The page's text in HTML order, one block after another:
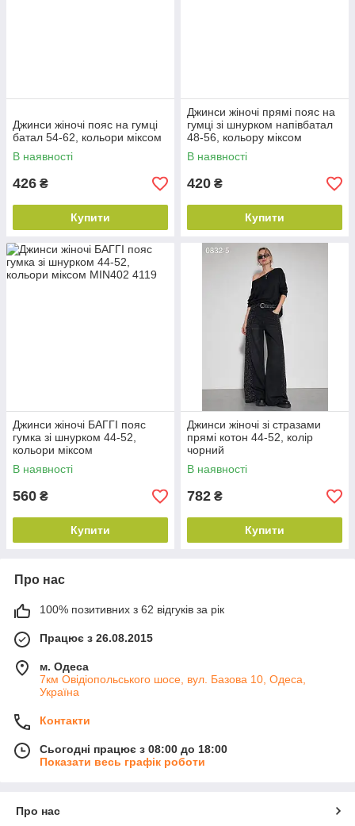
Джинси жіночі пояс на гумці
батал 54-62, кольори міксом
В наявності
426 ₴
Купити
Джинси жіночі прямі пояс на
гумці зі шнурком напівбатал
48-56, кольору міксом
В наявності
420 ₴
Купити
Джинси жіночі БАГГІ пояс
гумка зі шнурком 44-52,
кольори міксом
В наявності
560 ₴
Купити
Джинси жіночі зі стразами
прямі котон 44-52, колір
чорний
В наявності
782 ₴
Купити
Про нас
100% позитивних з 62 відгуків за рік
Працює з 26.08.2015
м. Одеса
7км Овідіопольського шосе, вул. Базова 10, Одеса,
Україна
Контакти
Сьогодні працює з 08:00 до 18:00
Показати весь графік роботи
Про нас